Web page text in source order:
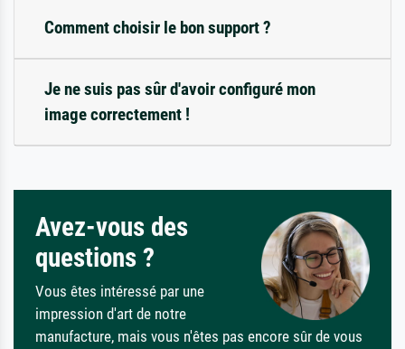
Comment choisir le bon support ?
Je ne suis pas sûr d'avoir configuré mon
image correctement !
Avez-vous des
questions ?
Vous êtes intéressé par une
impression d'art de notre
manufacture, mais vous n'êtes pas encore sûr de vous